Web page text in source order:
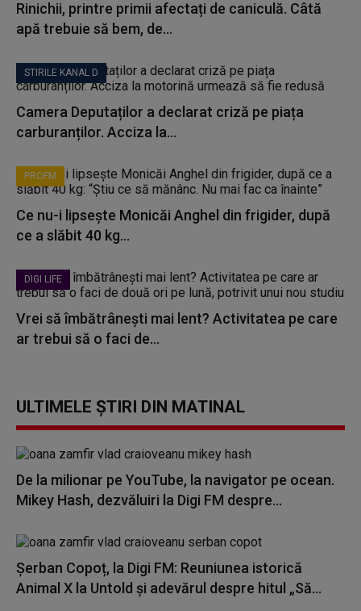
Rinichii, printre primii afectați de caniculă. Câtă
apă trebuie să bem, de...
STIRILE KANAL D
Camera Deputaților a declarat criză pe piața
carburanților. Acciza la...
PROFM
Ce nu-i lipsește Monicăi Anghel din frigider, după
ce a slăbit 40 kg...
DIGI LIFE
Vrei să îmbătrânești mai lent? Activitatea pe care
ar trebui să o faci de...
ULTIMELE ȘTIRI DIN MATINAL
De la milionar pe YouTube, la navigator pe ocean.
Mikey Hash, dezvăluiri la Digi FM despre...
Șerban Copoț, la Digi FM: Reuniunea istorică
Animal X la Untold și adevărul despre hitul „Să...